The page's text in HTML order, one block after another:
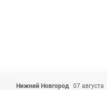
Нижний Новгород 07 августа